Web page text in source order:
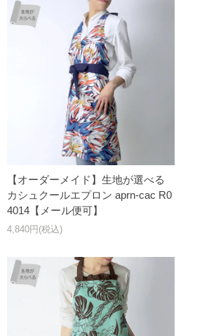
【オーダーメイド】生地が選べる
カシュクールエプロン aprn-cac R0
4014【メール便可】
4,840円(税込)